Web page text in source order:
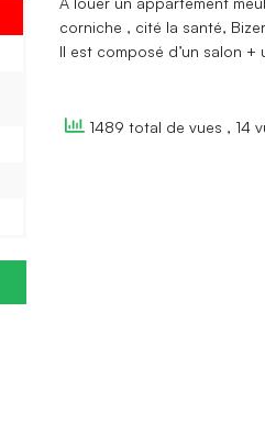
corniche , cité la santé,
Il est composé d’un salon +
1489 total de vues , 14